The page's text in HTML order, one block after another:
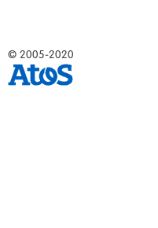
© 2005-2020